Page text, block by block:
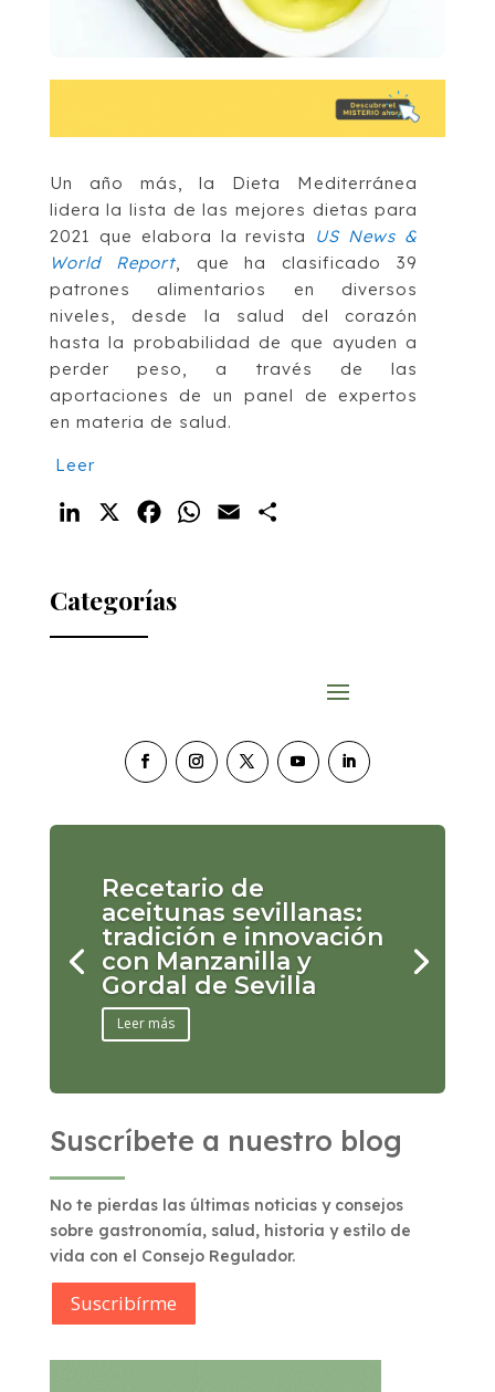
Un año más, la Dieta Mediterránea
lidera la lista de las mejores dietas para
2021 que elabora la revista US News &
World Report, que ha clasificado 39
patrones alimentarios en diversos
niveles, desde la salud del corazón
hasta la probabilidad de que ayuden a
perder peso, a través de las
aportaciones de un panel de expertos
en materia de salud.
Leer
LinkedIn FacebookWhatsApp
Email
Categorías
Recetario de
aceitunas sevillanas:
tradición e innovación
con Manzanilla y
Gordal de Sevilla
Leer más
Suscríbete a nuestro blog
No te pierdas las últimas noticias y consejos
sobre gastronomía, salud, historia y estilo de
vida con el Consejo Regulador.
Suscribírme